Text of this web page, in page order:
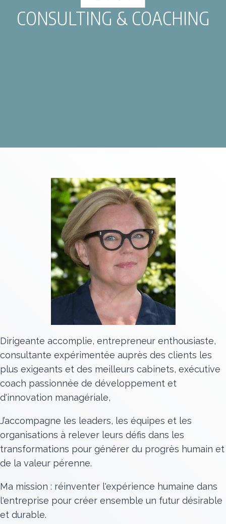
CONSULTING & COACHING
Dirigeante accomplie, entrepreneur enthousiaste,
consultante expérimentée auprès des clients les
plus exigeants et des meilleurs cabinets, exécutive
coach passionnée de développement et
d'innovation managériale,
J’accompagne les leaders, les équipes et les
organisations à relever leurs défis dans les
transformations pour générer du progrès humain et
de la valeur pérenne.
Ma mission : réinventer l'expérience humaine dans
l'entreprise pour créer ensemble un futur désirable
et durable.